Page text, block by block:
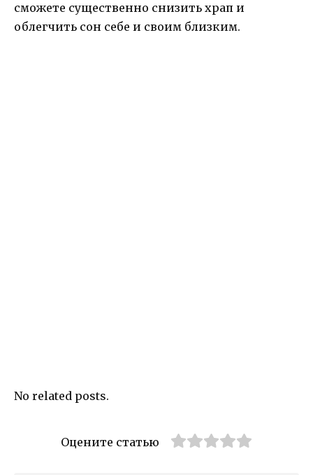
сможете существенно снизить храп и
облегчить сон себе и своим близким.
No related posts.
Оцените статью